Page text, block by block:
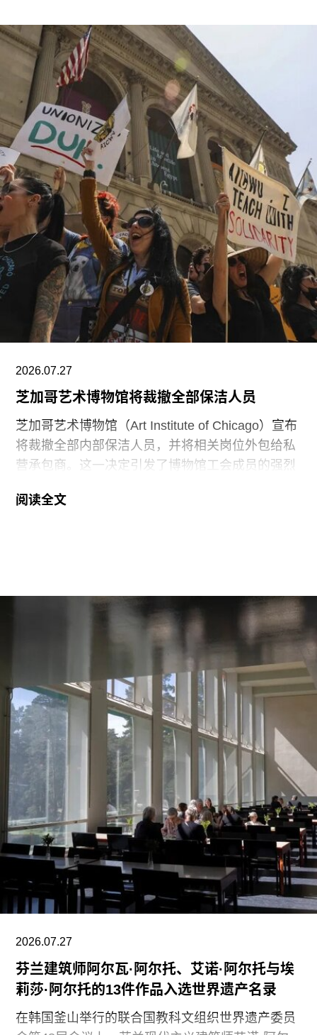
阿布扎比古根海姆博物馆占地逾80万平方英尺，将
成为古根海姆体系中规模最大的分馆，内设30个展
厅，室内展览面积约12.5万平方英尺。建筑外观由
十个雕塑般的锥体以非传统方式组合而成，表面覆
以不锈钢网、缟玛瑙和玻璃等材料，高达280英
尺。据《纽约时报》报道，该馆也是古根海姆体系
中造价最高的博物馆，预计总成本超过10亿美元。
博物馆将重点展示1960年代以来的艺术作品，并自
2009年起开始建立馆藏。不同于传统按时间顺序排
列展品的方式，展览将按主题划分为“抽象”、“流行
文化”、“土地”、“语言”和“叙事”等单元。根据新闻
稿，这种设计旨在邀请观众“按照自己的方式”与艺
术互动。
阿布扎比古根海姆博物馆是阿布扎比耗资数十亿美
Cultural District）最新落成的文化机构之一。该文
化区还包括阿布扎比卢浮宫（Louvre Abu
2026.07.27
芝加哥艺术博物馆将裁撤全部保洁人员
芝加哥艺术博物馆（Art Institute of Chicago）宣布
将裁撤全部内部保洁人员，并将相关岗位外包给私
营承包商。这一决定引发了博物馆工会成员的强烈
年。这批员工的最后工作日为8月14日。馆方表
示，这些员工可向即将接手的私营承包商重新申请
工会成员要求博物馆撤销这一决定，并发起请愿活
动，要求恢复保洁员工的职位。AICWU表示，截至
7月21日，请愿书已获得超过1900个签名。芝加哥
艺术学院一位发言人在接受《芝加哥太阳时报》采
访时表示：“芝加哥艺术学院高度重视每一位员工，
我们也非常感谢保洁团队每天付出的重要工作。我
们决定将保洁服务转为外包模式，是为了更好地支
持博物馆的日常运营；同时，我们优先选择了承诺
向现有保洁员工提供就业机会的合作伙伴。”
代表馆内工会的谈判单位AFSCME 31已正式提出
申诉，认为馆方在最终决定将保洁部门外包之前，
未按合同规定提前通知工会，因此违反了劳资协
为。
阅读全文
2026.07.27
芬兰建筑师阿尔瓦·阿尔托、艾诺·阿尔托与埃
莉莎·阿尔托的13件作品入选世界遗产名录
在韩国釜山举行的联合国教科文组织世界遗产委员